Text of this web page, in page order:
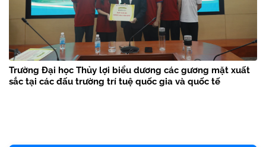
Trường Đại học Thủy lợi biểu dương các gương mặt xuất
sắc tại các đấu trường trí tuệ quốc gia và quốc tế